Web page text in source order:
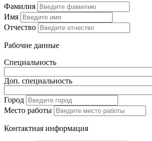
Фамилия
Имя
Отчество
Рабочие данные
Специальность
Доп. специальность
Город
Место работы
Контактная информация